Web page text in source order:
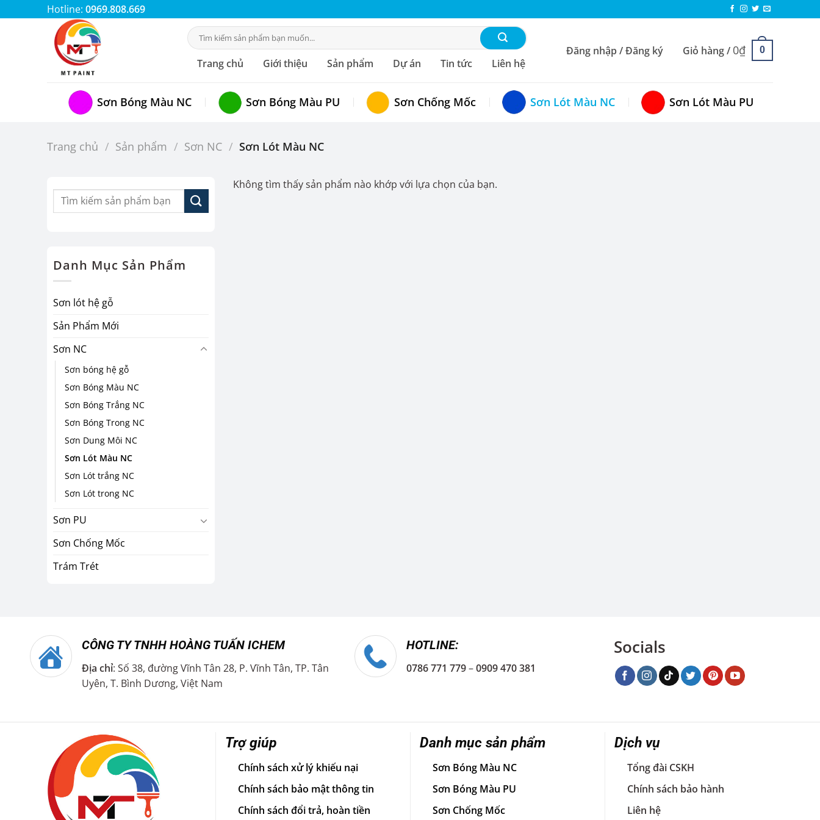
đến
Hotline: 0969.808.669
Tìm
kiếm:
Trang chủ Giới thiệu Sản phẩm Dự án Tin tức Liên hệ
Đăng nhập / Đăng ký Giỏ hàng / 0₫ 0
Sơn Bóng Màu NC Sơn Bóng Màu PU Sơn Chống Mốc Sơn Lót Màu NC Sơn Lót Màu PU
Trang chủ / Sản phẩm / Sơn NC / Sơn Lót Màu NC
Danh Mục Sản Phẩm
Sơn lót hệ gỗ
Sản Phẩm Mới
Sơn NC
Sơn bóng hệ gỗ
Sơn Bóng Màu NC
Sơn Bóng Trắng NC
Sơn Bóng Trong NC
Sơn Dung Môi NC
Sơn Lót Màu NC
Sơn Lót trắng NC
Sơn Lót trong NC
Sơn PU
Sơn Chống Mốc
Trám Trét
Không tìm thấy sản phẩm nào khớp với lựa chọn của bạn.
CÔNG TY TNHH HOÀNG TUẤN ICHEM
Địa chỉ: Số 38, đường Vĩnh Tân 28, P. Vĩnh Tân, TP. Tân
Uyên, T. Bình Dương, Việt Nam
HOTLINE:
0786 771 779–0909 470 381
Socials
Trợ giúp
Chính sách xử lý khiếu nại
Chính sách bảo mật thông tin
Chính sách đổi trả, hoàn tiền
Danh mục sản phẩm
Sơn Bóng Màu NC
Sơn Bóng Màu PU
Sơn Chống Mốc
Dịch vụ
Tổng đài CSKH
Chính sách bảo hành
Liên hệ